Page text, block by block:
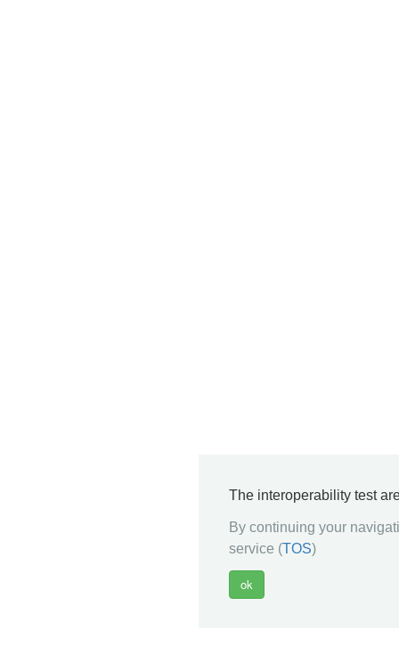
The interoperability test
By continuing your
service (TOS)